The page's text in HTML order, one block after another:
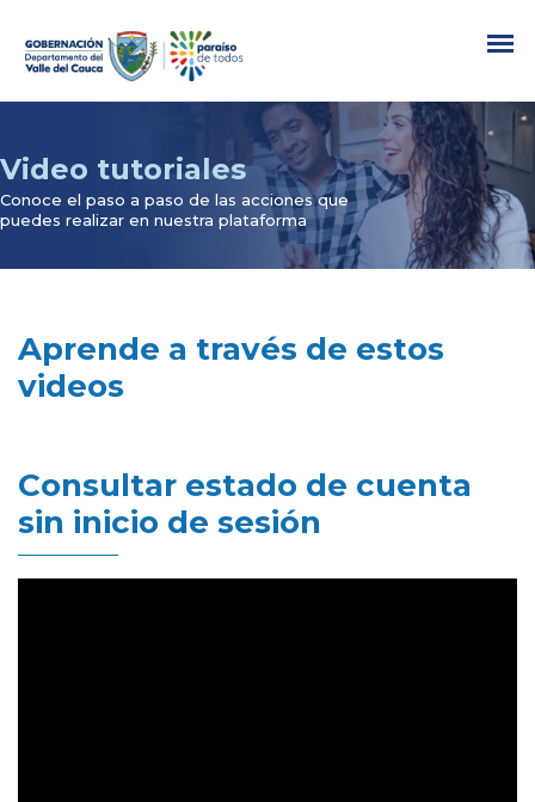
Aprende a través de estos
videos
Consultar estado de cuenta
sin inicio de sesión